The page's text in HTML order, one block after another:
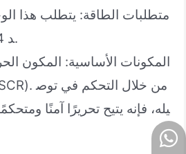
متطلبات الطاقة: يتطلب هذا
د 24 فولت تيار مستمر.
المكونات الأساسية: المكون
يله، فإنه يتيح تحريرًا آمنًا